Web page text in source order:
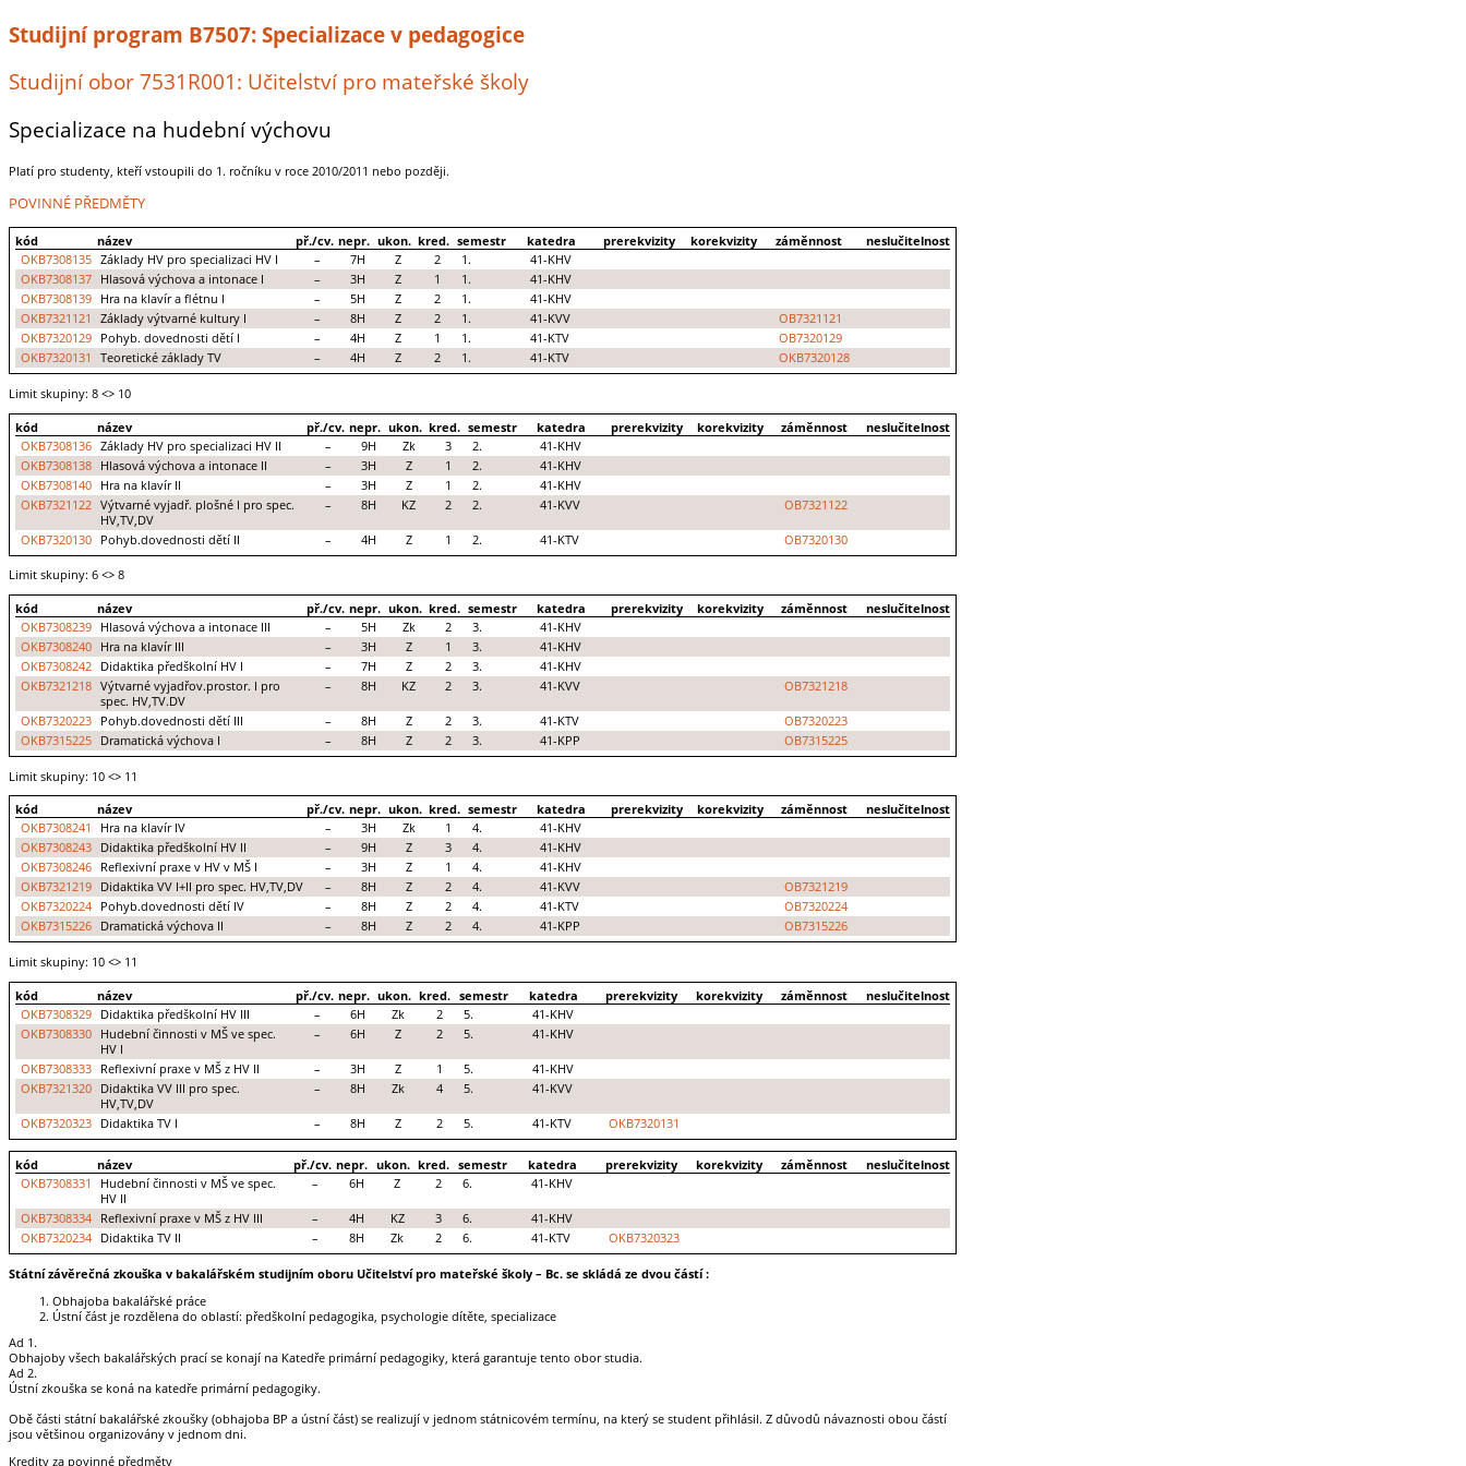
Studijní program B7507: Specializace v pedagogice
Studijní obor 7531R001: Učitelství pro mateřské školy
Specializace na hudební výchovu
Platí pro studenty, kteří vstoupili do 1. ročníku v roce 2010/2011 nebo později.
POVINNÉ PŘEDMĚTY
kód název př./cv. nepr. ukon. kred. semestr katedra prerekvizity korekvizity záměnnost
neslučitelnost
OKB7308135 Základy HV pro specializaci HV I – 7H Z 2 1.
41-KHV
OKB7308137
Hlasová výchova a intonace I – 3H Z 1 1.
41-KHV
OKB7308139
Hra na klavír a flétnu I – 5H Z 2 1.
41-KHV
OKB7321121
Základy výtvarné kultury I – 8H Z 2 1. 41-KVV
OB7321121
OKB7320129
Pohyb. dovednosti dětí I – 4H Z 1 1. 41-KTV
OB7320129
OKB7320131
Teoretické základy TV – 4H Z 2 1. 41-KTV OKB7320128
Limit skupiny: 8 <> 10
kód název př./cv. nepr. ukon. kred. semestr katedra prerekvizity korekvizity záměnnost
neslučitelnost
OKB7308136 Základy HV pro specializaci HV II – 9H Zk 3 2.
41-KHV
OKB7308138
Hlasová výchova a intonace II – 3H Z 1 2.
41-KHV
OKB7308140
Hra na klavír II – 3H Z 1 2.
41-KHV
OKB7321122 Výtvarné vyjadř. plošné I pro spec.
HV,TV,DV
– 8H KZ 2 2. 41-KVV OB7321122
OKB7320130 Pohyb.dovednosti dětí II – 4H Z 1 2. 41-KTV OB7320130
Limit skupiny: 6 <> 8
kód název př./cv. nepr. ukon. kred. semestr katedra prerekvizity korekvizity záměnnost
neslučitelnost
OKB7308239
Hlasová výchova a intonace III – 5H Zk 2 3.
41-KHV
OKB7308240
Hra na klavír III – 3H Z 1 3.
41-KHV
OKB7308242
Didaktika předškolní HV I – 7H Z 2 3.
41-KHV
OKB7321218 Výtvarné vyjadřov.prostor. I pro
spec. HV,TV.DV
– 8H KZ 2 3. 41-KVV OB7321218
OKB7320223 Pohyb.dovednosti dětí III – 8H Z 2 3. 41-KTV
OB7320223
OKB7315225
Dramatická výchova I – 8H Z 2 3. 41-KPP OB7315225
Limit skupiny: 10 <> 11
kód název př./cv. nepr. ukon. kred. semestr katedra prerekvizity korekvizity záměnnost
neslučitelnost
OKB7308241
Hra na klavír IV – 3H Zk 1 4.
41-KHV
OKB7308243
Didaktika předškolní HV II – 9H Z 3 4.
41-KHV
OKB7308246
Reflexivní praxe v HV v MŠ I – 3H Z 1 4.
41-KHV
OKB7321219
Didaktika VV I+II pro spec. HV,TV,DV – 8H Z 2 4. 41-KVV
OB7321219
OKB7320224
Pohyb.dovednosti dětí IV – 8H Z 2 4. 41-KTV
OB7320224
OKB7315226
Dramatická výchova II – 8H Z 2 4. 41-KPP OB7315226
Limit skupiny: 10 <> 11
kód název př./cv. nepr. ukon. kred. semestr katedra prerekvizity korekvizity záměnnost
neslučitelnost
OKB7308329
Didaktika předškolní HV III – 6H Zk 2 5.
41-KHV
OKB7308330
Hudební činnosti v MŠ ve spec.
HV I
– 6H Z 2 5. 41-KHV
OKB7308333 Reflexivní praxe v MŠ z HV II – 3H Z 1 5.
41-KHV
OKB7321320
Didaktika VV III pro spec.
HV,TV,DV
– 8H Zk 4 5. 41-KVV
OKB7320323 Didaktika TV I – 8H Z 2 5. 41-KTV OKB7320131
kód název př./cv. nepr. ukon. kred. semestr katedra prerekvizity korekvizity záměnnost
neslučitelnost
OKB7308331
Hudební činnosti v MŠ ve spec.
HV II
– 6H Z 2 6. 41-KHV
OKB7308334 Reflexivní praxe v MŠ z HV III – 4H KZ 3 6.
41-KHV
OKB7320234
Didaktika TV II – 8H Zk 2 6. 41-KTV OKB7320323
Státní závěrečná zkouška v bakalářském studijním oboru Učitelství pro mateřské školy – Bc. se skládá ze dvou částí :
Obhajoba bakalářské práce
Ústní část je rozdělena do oblastí: předškolní pedagogika, psychologie dítěte, specializace
Ad 1.
Obhajoby všech bakalářských prací se konají na Katedře primární pedagogiky, která garantuje tento obor studia.
Ad 2.
Ústní zkouška se koná na katedře primární pedagogiky.
Obě části státní bakalářské zkoušky (obhajoba BP a ústní část) se realizují v jednom státnicovém termínu, na který se student přihlásil. Z důvodů návaznosti obou částí
jsou většinou organizovány v jednom dni.
Kredity za povinné předměty